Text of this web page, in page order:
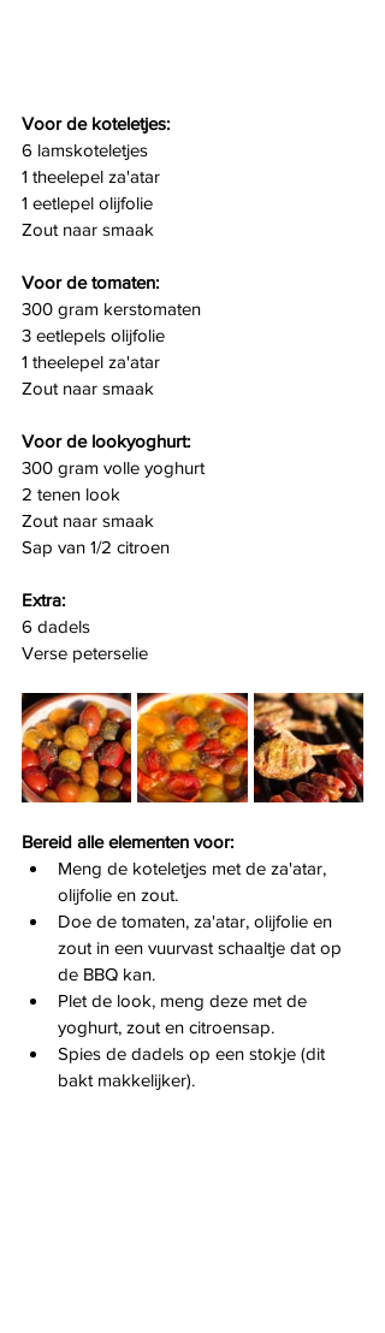
Voor de koteletjes:
6 lamskoteletjes
1 theelepel za'atar
1 eetlepel olijfolie
Zout naar smaak
Voor de tomaten:
300 gram kerstomaten
3 eetlepels olijfolie
1 theelepel za'atar
Zout naar smaak
Voor de lookyoghurt:
300 gram volle yoghurt
2 tenen look
Zout naar smaak
Sap van 1/2 citroen
Extra:
6 dadels
Verse peterselie
Bereid alle elementen voor:
Meng de koteletjes met de za'atar,
olijfolie en zout.
Doe de tomaten, za'atar, olijfolie en
zout in een vuurvast schaaltje dat op
de BBQ kan.
Plet de look, meng deze met de
yoghurt, zout en citroensap.
Spies de dadels op een stokje (dit
bakt makkelijker).